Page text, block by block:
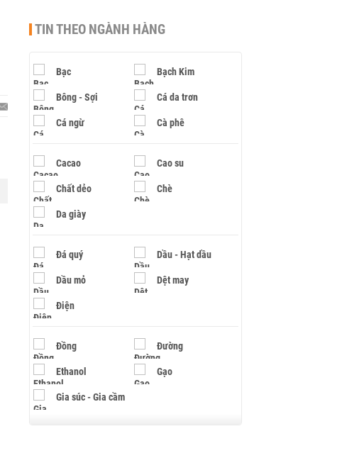
TIN THEO NGÀNH HÀNG
Bạc Bạch Kim
Bông - Sợi Cá da trơn
Cá ngừ Cà phê
Cacao Cao su
Chất dẻo Chè
Da giày
Đá quý Dầu - Hạt dầu
Dầu mỏ Dệt may
Điện
Đồng Đường
Ethanol Gạo
Gia súc - Gia cầm